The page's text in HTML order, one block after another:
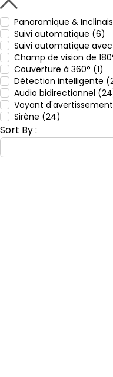
Panoramique &
Suivi automatique (6)
Suivi automatique
Champ de vision de
Couverture à 360° (1)
Détection intelligente
Audio bidirectionnel
Voyant
Sirène (24)
Sort By :